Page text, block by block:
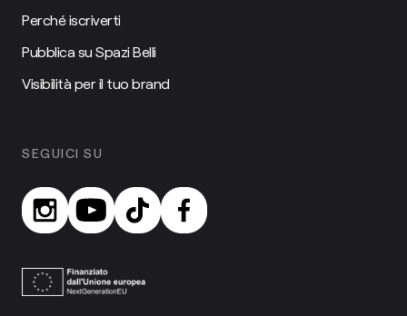
Perché iscriverti
Pubblica su Spazi Belli
Visibilità per il tuo brand
SEGUICI SU